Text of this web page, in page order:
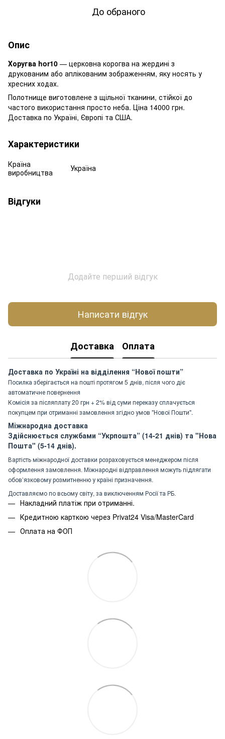
До обраного
Опис
Хоругва hor10 — церковна корогва на жердині з
друкованим або аплікованим зображенням, яку носять у
хресних ходах.
Полотнище виготовлене з щільної тканини, стійкої до
частого використання просто неба. Ціна 14000 грн.
Доставка по Україні, Європі та США.
Характеристики
Країна
виробництва
Україна
Відгуки
Додайте перший відгук
Написати відгук
Доставка Оплата
Доставка по Україні на відділення “Нової пошти”
Посилка зберігається на пошті протягом 5 днів, після чого діє
автоматичне повернення
Комісія за післяплату 20 грн + 2% від суми переказу сплачується
покупцем при отриманні замовлення згідно умов "Нової Пошти".
Міжнародна доставка
Здійснюється службами “Укрпошта” (14-21 днів) та "Нова
Пошта" (5-14 днів).
Вартість міжнародної доставки розраховується менеджером після
оформлення замовлення. Міжнародні відправлення можуть підлягати
обов’язковому розмитненню у країні призначення.
Доставляємо по всьому світу, за виключенням Росії та РБ.
Накладний платіж при отриманні.
Кредитною карткою через Privat24 Visa/MasterCard
Оплата на ФОП